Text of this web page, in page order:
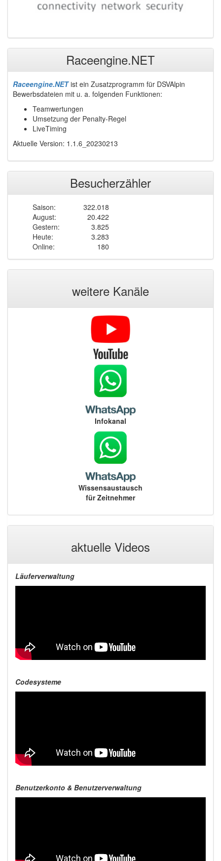
Raceengine.NET
Raceengine.NETist ein Zusatzprogramm für DSVAlpin
Bewerbsdateien mit u. a. folgenden Funktionen:
Teamwertungen
Umsetzung der Penalty-Regel
LiveTiming
Aktuelle Version: 1.1.6_20230213
Besucherzähler
Saison:
322.018
August:
20.422
Gestern:
3.825
Heute:
3.283
Online:
180
weitere Kanäle
Infokanal
Wissensaustausch
für Zeitnehmer
aktuelle Videos
Läuferverwaltung
Codesysteme
Benutzerkonto & Benutzerverwaltung